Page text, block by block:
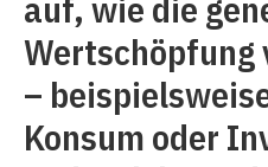
–
Konsum oder